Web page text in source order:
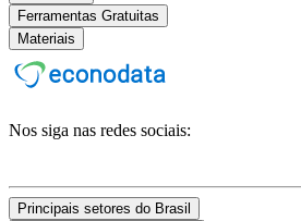
Ferramentas Gratuitas
Materiais
Nos siga nas redes sociais:
Principais setores do Brasil